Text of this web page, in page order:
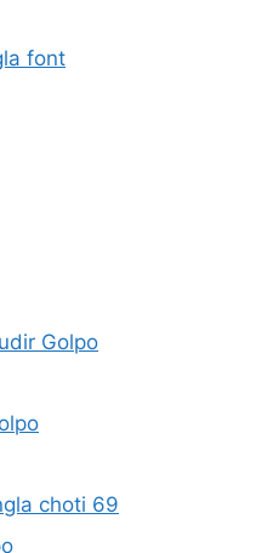
font
Golpo
choti 69